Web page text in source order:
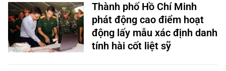
Thành phố Hồ Chí Minh
phát động cao điểm hoạt
động lấy mẫu xác định danh
tính hài cốt liệt sỹ